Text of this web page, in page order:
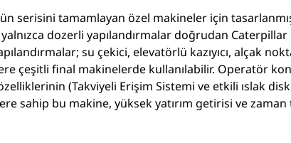
serisini tamamlayan özel makineler için
yalnızca dozerli yapılandırmalar doğrudan
su çekici, elevatörlü kazıyıcı, alçak
çeşitli final makinelerde kullanılabilir. Operatör
(Takviyeli Erişim Sistemi ve etkili ıslak disk
sahip bu makine, yüksek yatırım getirisi ve zaman